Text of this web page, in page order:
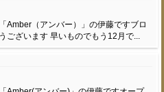
Amber（アンバー）」の伊藤ですブロ
ございます 早いものでもう12月で...